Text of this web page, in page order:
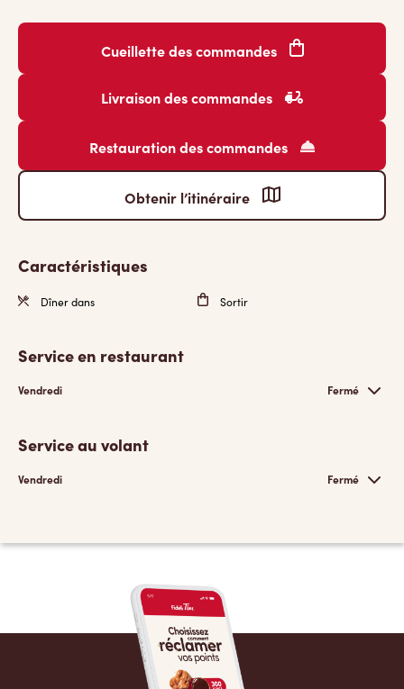
Cueillette des commandes
Livraison des commandes
Restauration des commandes
Obtenir l’itinéraire
Caractéristiques
Dîner dans Sortir
Service en restaurant
Vendredi Fermé
Service au volant
Vendredi Fermé